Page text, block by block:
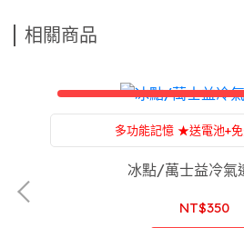
相關商品
多功能記憶 ★送電池+
附設：家電維修，一條龍服務
冰點/萬士益冷氣
NT$350